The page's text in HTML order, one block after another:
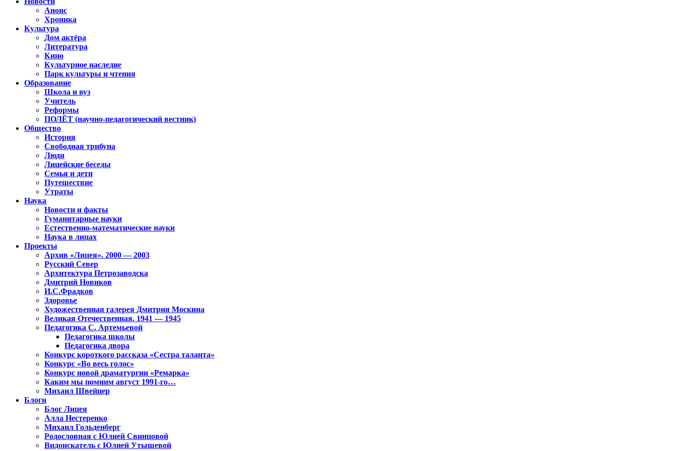
Анонс
Хроника
Культура
Дом актёра
Литература
Кино
Культурное наследие
Парк культуры и чтения
Образование
Школа и вуз
Учитель
Реформы
ПОЛЁТ (научно-педагогический вестник)
Общество
История
Свободная трибуна
Люди
Лицейские беседы
Семья и дети
Путешествие
Утраты
Наука
Новости и факты
Гуманитарные науки
Естественно-математические науки
Наука в лицах
Проекты
Архив «Лицея». 2000 — 2003
Русский Север
Архитектура Петрозаводска
Дмитрий Новиков
И.С.Фрадков
Здоровье
Художественная галерея Дмитрия Москина
Великая Отечественная. 1941 — 1945
Педагогика С. Артемьевой
Педагогика школы
Педагогика двора
Конкурс короткого рассказа «Сестра таланта»
Конкурс «Во весь голос»
Конкурс новой драматургии «Ремарка»
Каким мы помним август 1991-го…
Михаил Швейцер
Блоги
Блог Лицея
Алла Нестеренко
Михаил Гольденберг
Родословная с Юлией Свинцовой
Видоискатель с Юлией Утышевой